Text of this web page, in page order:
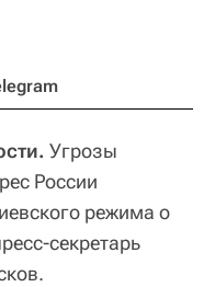
Угрозы
России
режима о
секретарь